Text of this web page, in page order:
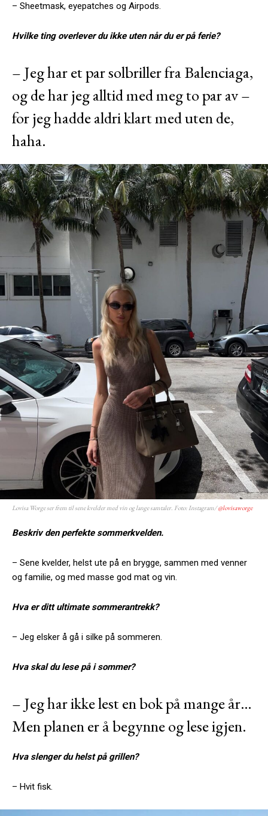
– Sheetmask, eyepatches og Airpods.
Hvilke ting overlever du ikke uten når du er på ferie?
– Jeg har et par solbriller fra Balenciaga,
og de har jeg alltid med meg to par av –
for jeg hadde aldri klart med uten de,
haha.
Lovisa Worge ser frem til sene kvelder med vin og lange samtaler. Foto: Instagram/@lovisaworge
Beskriv den perfekte sommerkvelden.
– Sene kvelder, helst ute på en brygge, sammen med venner
og familie, og med masse god mat og vin.
Hva er ditt ultimate sommerantrekk?
– Jeg elsker å gå i silke på sommeren.
Hva skal du lese på i sommer?
– Jeg har ikke lest en bok på mange år…
Men planen er å begynne og lese igjen.
Hva slenger du helst på grillen?
– Hvit fisk.